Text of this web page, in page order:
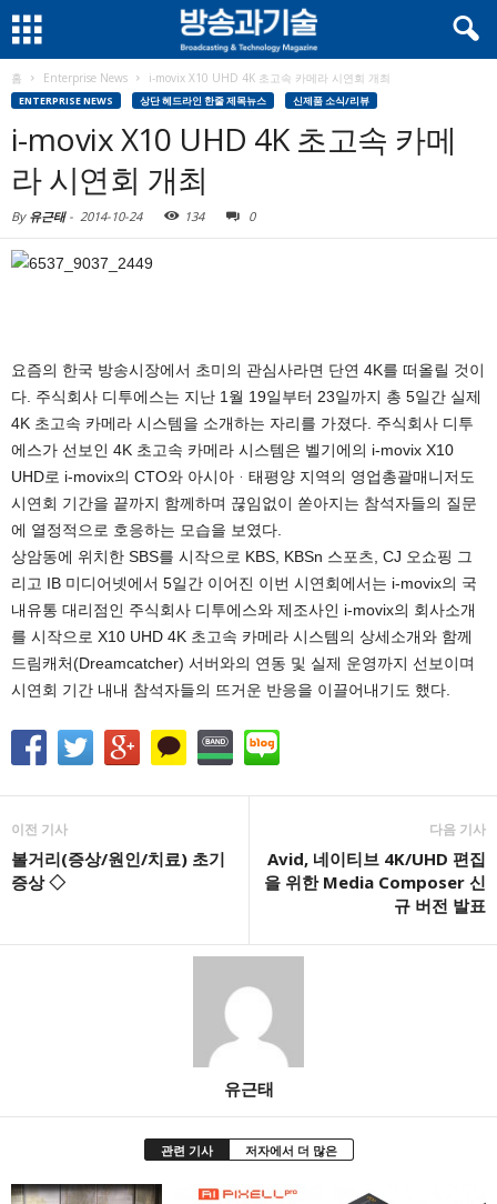
홈 Enterprise News i-movix X10 UHD 4K 초고속 카메라 시연회 개최
ENTERPRISE NEWS 상단 헤드라인 한줄 제목뉴스 신제품 소식/리뷰
i-movix X10 UHD 4K 초고속 카메
라 시연회 개최
By 유근태- 2014-10-24 134 0
요즘의 한국 방송시장에서 초미의 관심사라면 단연 4K를 떠올릴 것이
다. 주식회사 디투에스는 지난 1월 19일부터 23일까지 총 5일간 실제
4K 초고속 카메라 시스템을 소개하는 자리를 가졌다. 주식회사 디투
에스가 선보인 4K 초고속 카메라 시스템은 벨기에의 i-movix X10
UHD로 i-movix의 CTO와 아시아ᆞ태평양 지역의 영업총괄매니저도
시연회 기간을 끝까지 함께하며 끊임없이 쏟아지는 참석자들의 질문
에 열정적으로 호응하는 모습을 보였다.
상암동에 위치한 SBS를 시작으로 KBS, KBSn 스포츠, CJ 오쇼핑 그
리고 IB 미디어넷에서 5일간 이어진 이번 시연회에서는 i-movix의 국
내유통 대리점인 주식회사 디투에스와 제조사인 i-movix의 회사소개
를 시작으로 X10 UHD 4K 초고속 카메라 시스템의 상세소개와 함께
드림캐처(Dreamcatcher) 서버와의 연동 및 실제 운영까지 선보이며
시연회 기간 내내 참석자들의 뜨거운 반응을 이끌어내기도 했다.
이전 기사
볼거리(증상/원인/치료) 초기
증상 ◇
다음 기사
Avid, 네이티브 4K/UHD 편집
을 위한 Media Composer 신
규 버전 발표
유근태
관련 기사 저자에서 더 많은